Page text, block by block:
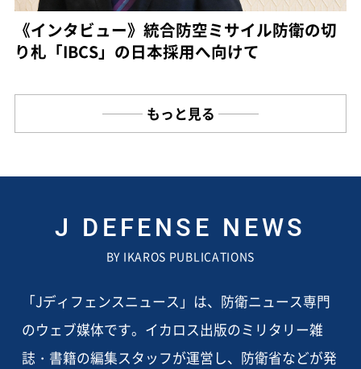
《インタビュー》統合防空ミサイル防衛の切
り札「IBCS」の日本採用へ向けて
もっと見る
J DEFENSE NEWS
BY IKAROS PUBLICATIONS
「Jディフェンスニュース」は、防衛ニュース専門
のウェブ媒体です。イカロス出版のミリタリー雑
誌・書籍の編集スタッフが運営し、防衛省などが発